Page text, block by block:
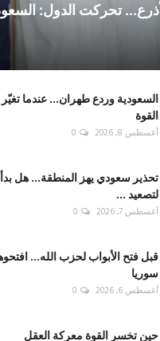
تحركت الدول:
السعودية وردع طهران... عندما تغيّر
القوة
أغسطس 8, 2026 0
تحذير سعودي يهز المنطقة... هل بدأ
لتصعيد ...
أغسطس 7, 2026 0
قبل فتح الأبواب لحزب الله...
سوريا
أغسطس 6, 2026 0
حين تخسر القوة معركة العقل